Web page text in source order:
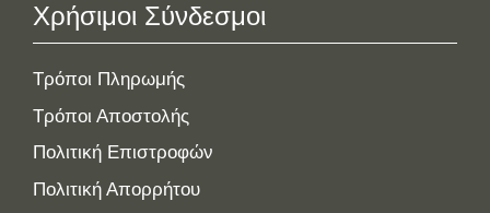
Χρήσιμοι Σύνδεσμοι
Τρόποι Πληρωμής
Τρόποι Αποστολής
Πολιτική Επιστροφών
Πολιτική Απορρήτου